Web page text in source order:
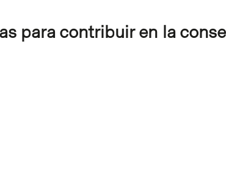
para contribuir en la